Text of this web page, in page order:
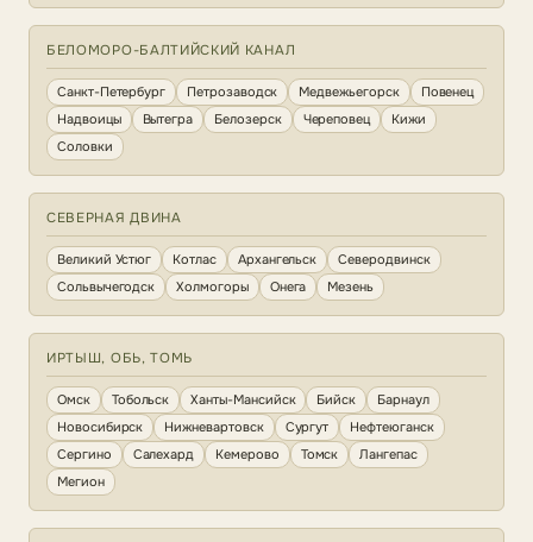
БЕЛОМОРО-БАЛТИЙСКИЙ КАНАЛ
Санкт-Петербург Петрозаводск Медвежьегорск
Повенец
Надвоицы
Вытегра Белозерск Череповец
Кижи
Соловки
СЕВЕРНАЯ ДВИНА
Великий Устюг Котлас Архангельск
Северодвинск
Сольвычегодск
Холмогоры Онега Мезень
ИРТЫШ, ОБЬ, ТОМЬ
Омск Тобольск Ханты-Мансийск Бийск
Барнаул
Новосибирск
Нижневартовск Сургут
Нефтеюганск
Сергино
Салехард Кемерово Томск
Лангепас
Мегион